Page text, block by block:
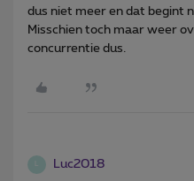
dus niet meer en dat begint
Misschien toch maar weer
concurrentie dus.
Luc2018